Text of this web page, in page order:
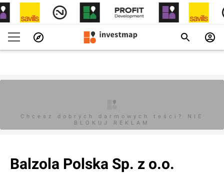
Chcesz dobrych darmowych teści? NIE
BLOKUJ REKLAM
Balzola Polska Sp. z o.o.